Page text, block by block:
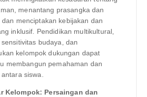
menantang prasangka dan
menciptakan kebijakan dan
inklusif. Pendidikan multikultural,
budaya, dan
kelompok dukungan dapat
membangun pemahaman dan
siswa.
Kelompok: Persaingan dan